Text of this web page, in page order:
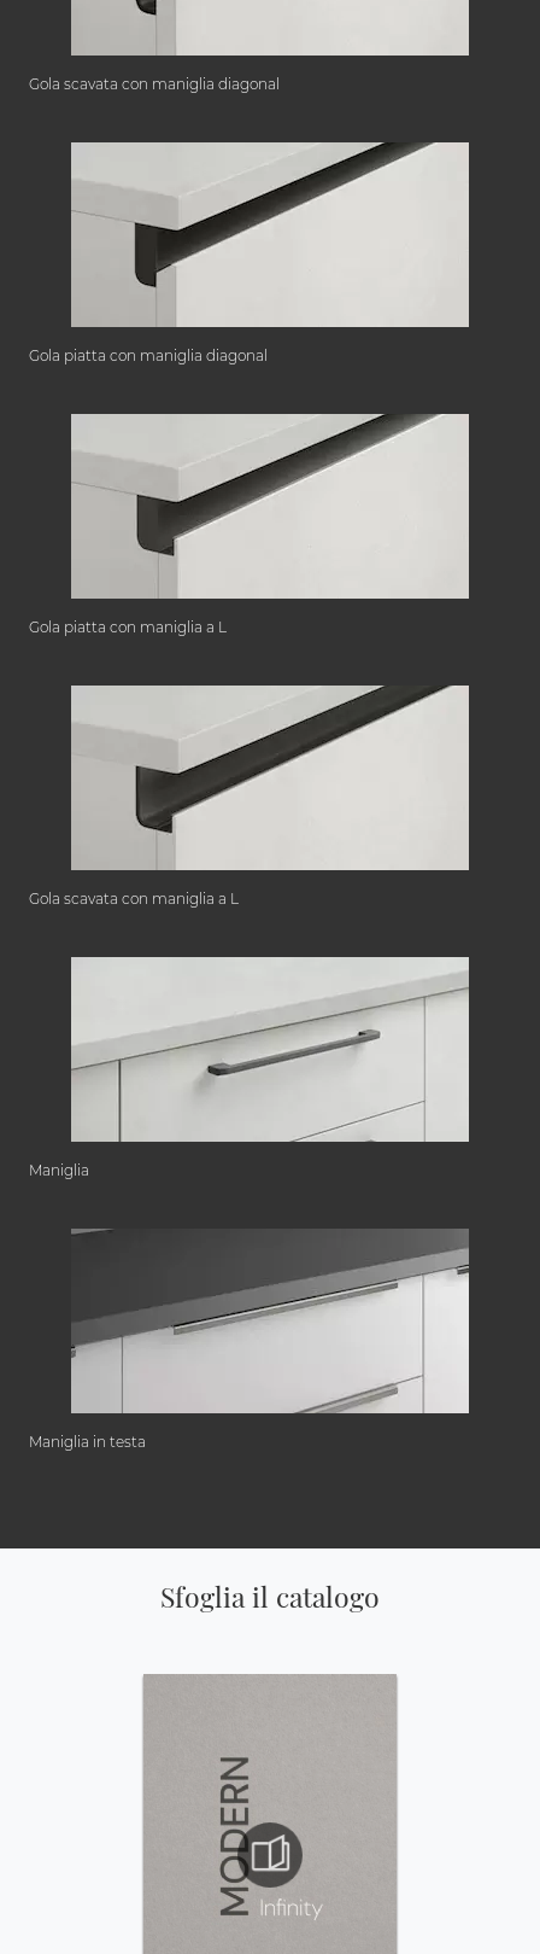
Gola scavata con maniglia diagonal
Gola piatta con maniglia diagonal
Gola piatta con maniglia a L
Gola scavata con maniglia a L
Maniglia
Maniglia in testa
Sfoglia il catalogo